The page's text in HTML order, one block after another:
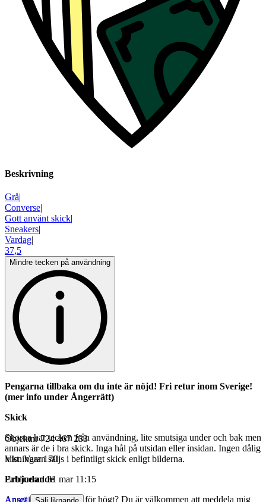
Beskrivning
Grå|
Converse|
Gott använt skick|
Sneakers|
Vardag|
37,5
Mindre tecken på användning
Pengarna tillbaka om du inte är nöjd! Fri retur inom Sverige!
(mer info under Ångerrätt)
Skick
Skorna har tecken från användning, lite smutsiga under och bak men
annars är de i bra skick. Inga hål på utsidan eller insidan. Ingen dålig
lukt. Varan säljs i befintligt skick enligt bilderna.
Erbjudande
Anser du att priset är för högt? Du är välkommen att meddela mig
Objektnr 724 467 233
Visningar 170
Publicerad 31 mar 11:15